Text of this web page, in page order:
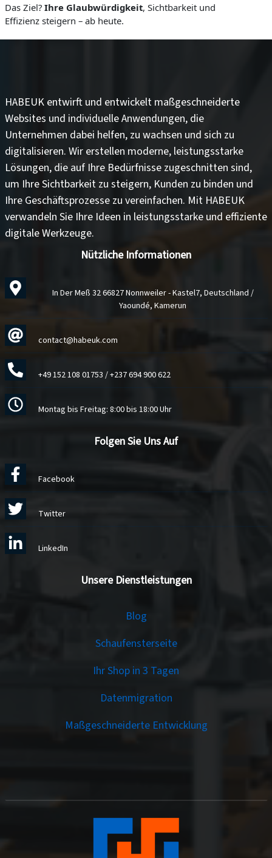
Das Ziel? Ihre Glaubwürdigkeit, Sichtbarkeit und
Effizienz steigern – ab heute.
HABEUK entwirft und entwickelt maßgeschneiderte
Websites und individuelle Anwendungen, die
Unternehmen dabei helfen, zu wachsen und sich zu
digitalisieren. Wir erstellen moderne, leistungsstarke
Lösungen, die auf Ihre Bedürfnisse zugeschnitten sind,
um Ihre Sichtbarkeit zu steigern, Kunden zu binden und
Ihre Geschäftsprozesse zu vereinfachen. Mit HABEUK
verwandeln Sie Ihre Ideen in leistungsstarke und effiziente
digitale Werkzeuge.
Nützliche Informationen
In Der Meß 32 66827 Nonnweiler - Kastel7, Deutschland /
Yaoundé, Kamerun
contact@habeuk.com
+49 152 108 01753 /+237 694 900 622
Montag bis Freitag: 8:00 bis 18:00 Uhr
Folgen Sie Uns Auf
Facebook
Twitter
LinkedIn
Unsere Dienstleistungen
Blog
Schaufensterseite
Ihr Shop in 3 Tagen
Datenmigration
Maßgeschneiderte Entwicklung